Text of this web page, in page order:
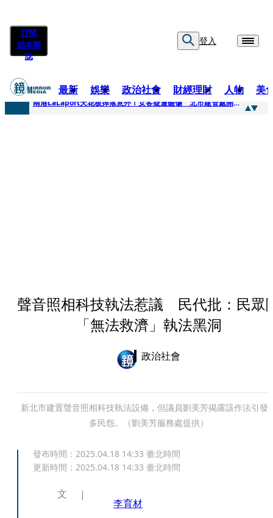
訂閱
紙本雜
誌
登入
最新 娛樂 政治社會 財經理財 人物 美
快訊
南港LaLaport天花板掉落意外！女客疑遭砸傷 北市建管處開罰30萬
聲音照相科技執法惹議 民代批：民眾
「無法救濟」執法黑洞
政治社會
新北市建置聲音照相科技執法設備，但議員劉美芳揭露該作法引發
多民怨。（劉美芳服務處提供）
發布時間： 2025.04.18 14:33 臺北時間
更新時間： 2025.04.18 14:33 臺北時間
文
李育材